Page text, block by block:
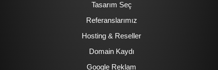
Tasarım Seç
Referanslarımız
Hosting & Reseller
Domain Kaydı
Google Reklam